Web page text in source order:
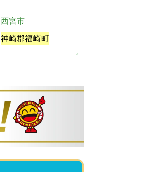
西宮市
神崎郡福崎町